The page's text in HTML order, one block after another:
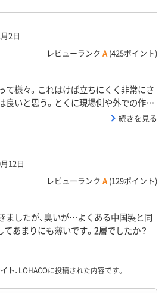
2日
レビューランク A (425ポイント)
て様々。これはけば立ちにくく非常にさ
良いと思う。とくに現場側や外での作業
のは毛羽立ちにくいというとらえ方で良
羽立ち内側でがフガフガとかゆくなるの
い人は他社のそれでどうぞ。
続きを見る
12日
レビューランク A (129ポイント)
ましたが、臭いが…よくある中国製と同
てあまりにも薄いです。2層でしたか？
ト、LOHACOに投稿された内容です。